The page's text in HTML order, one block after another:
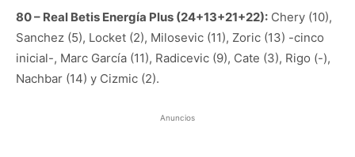
80 – Real Betis Energía Plus (24+13+21+22): Chery (10),
Sanchez (5), Locket (2), Milosevic (11), Zoric (13) -cinco
inicial-, Marc García (11), Radicevic (9), Cate (3), Rigo (-),
Nachbar (14) y Cizmic (2).
Anuncios